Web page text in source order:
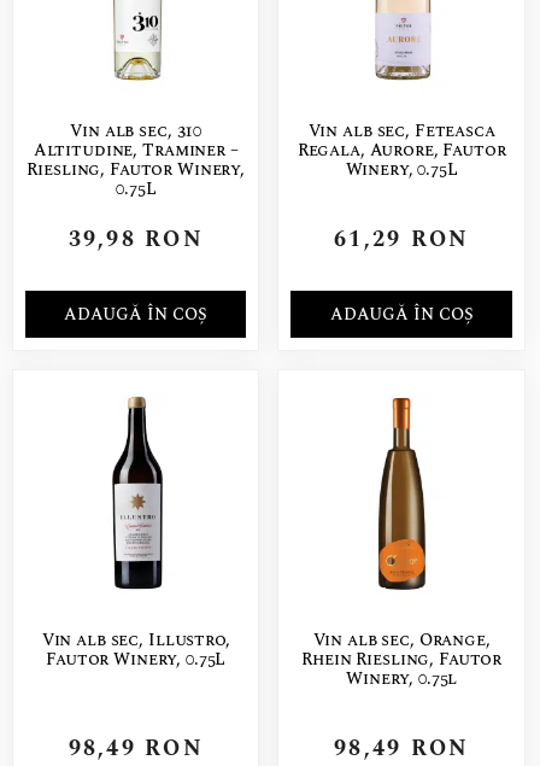
Vin alb sec, 310
Altitudine, Traminer –
Riesling, Fautor Winery,
0.75L
39,98 RON
ADAUGĂ ÎN COȘ
Vin alb sec, Feteasca
Regala, Aurore, Fautor
Winery, 0.75L
61,29 RON
ADAUGĂ ÎN COȘ
Vin alb sec, Illustro,
Fautor Winery, 0.75L
98,49 RON
Vin alb sec, Orange,
Rhein Riesling, Fautor
Winery, 0.75l
98,49 RON